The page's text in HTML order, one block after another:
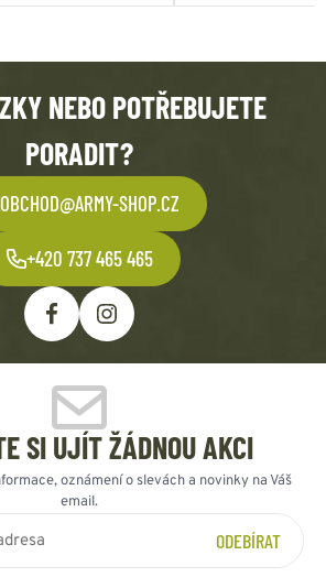
NEBO POTŘEBUJETE
PORADIT?
OBCHOD@ARMY-SHOP.CZ
+420 737 465 465
SI UJÍT ŽÁDNOU AKCI
oznámení o slevách a novinky na Váš
email.
ODEBÍRAT